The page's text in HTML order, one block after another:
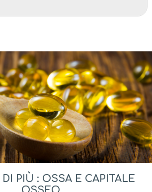
DI PIÙ : OSSA E CAPITALE